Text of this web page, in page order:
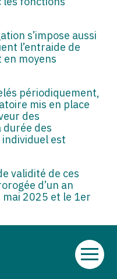
s’impose aussi
l’entraide de
moyens
périodiquement,
mis en place
des
des
est
validité de ces
d’un an
mai 2025 et le 1er
2025
de validité du